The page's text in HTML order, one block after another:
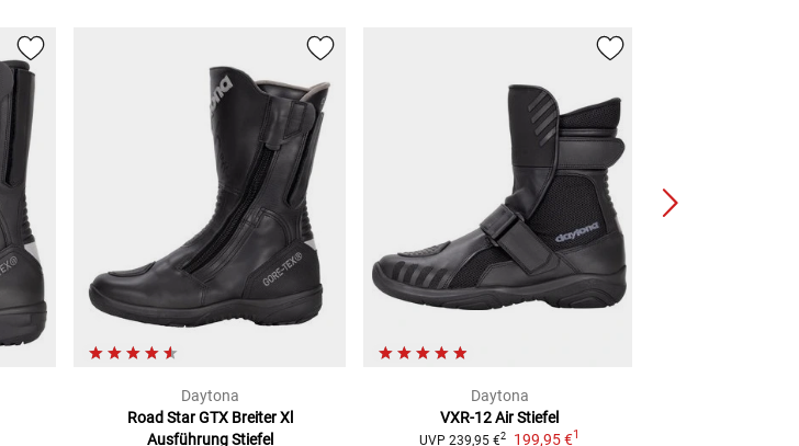
Daytona
Road Star GTX Breiter Xl
Ausführung Stiefel
Daytona
VXR-12 AirStiefel
UVP 239,95 €2 199,95 €1